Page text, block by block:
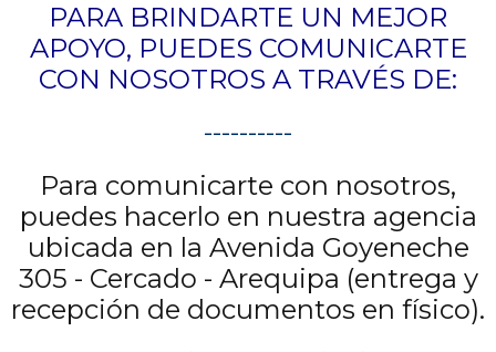
PARA BRINDARTE UN MEJOR
APOYO, PUEDES COMUNICARTE
CON NOSOTROS A TRAVÉS DE:
----------
Para comunicarte con nosotros,
puedes hacerlo en nuestra agencia
ubicada en la Avenida Goyeneche
305 - Cercado - Arequipa (entrega y
recepción de documentos en físico).